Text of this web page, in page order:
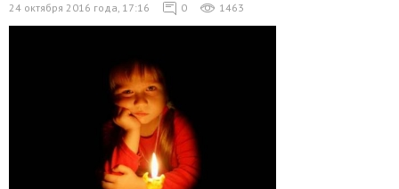
24 октября 2016 года, 17:16 0 1463